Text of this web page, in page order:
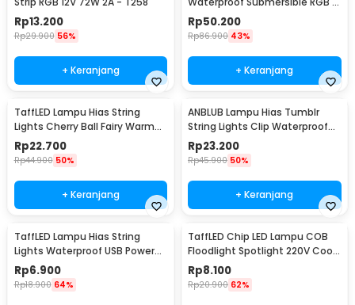
Rp13.200
Rp29.900 56%
+ Keranjang
PCS with Remote - 13017
Rp50.200
Rp86.900 43%
+ Keranjang
TaffLED Lampu Hias String
Lights Cherry Ball Fairy Warm
White 5M - LY20W
Rp22.700
Rp44.900 50%
+ Keranjang
ANBLUB Lampu Hias Tumblr
String Lights Clip Waterproof
20 LED 2M - 0606
Rp23.200
Rp45.900 50%
+ Keranjang
TaffLED Lampu Hias String
Lights Waterproof USB Power
50 LED 5M - SZ
Rp6.900
Rp18.900 64%
TaffLED Chip LED Lampu COB
Floodlight Spotlight 220V Cool
White 6000K 50W - COB4060-
AC220-50
Rp8.100
Rp20.900 62%